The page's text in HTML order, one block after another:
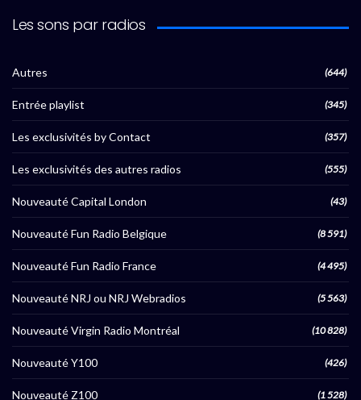
Les sons par radios
Autres (644)
Entrée playlist (345)
Les exclusivités by Contact (357)
Les exclusivités des autres radios (555)
Nouveauté Capital London (43)
Nouveauté Fun Radio Belgique (8 591)
Nouveauté Fun Radio France (4 495)
Nouveauté NRJ ou NRJ Webradios (5 563)
Nouveauté Virgin Radio Montréal (10 828)
Nouveauté Y100 (426)
Nouveauté Z100 (1 528)